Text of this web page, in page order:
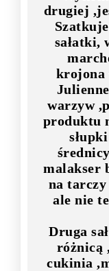
drugiej
sałatki,
krojona
warzyw
produktu
malakser
na
ale nie
Druga
różnicą
cukinia